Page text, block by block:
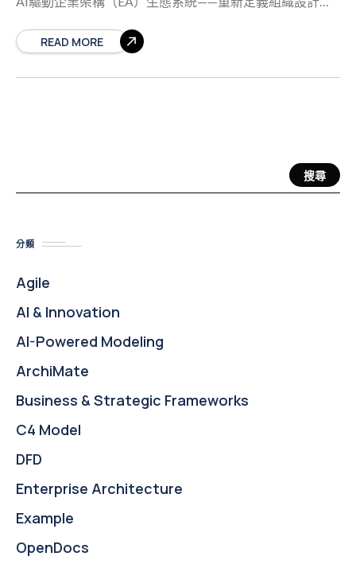
從建模轉向引導式架構，VP已成為團隊在追求TOGAF對
齊企業計畫時，尋求結構、合規性與速度的首選平台。 本
文探討VP對TOGAF與ArchiMate 3.2的強大支援，強調實
Paradigm 18.0中，TOGAF ADM 引導式將整個架構生命週
期轉化為引導式、互動式工作流程——使TOGAF即使對初
均以可點擊的逐步旅程呈現。活動明確定義，並附有說
——你正在執行ADM。 自動化交付物生成: 當您完成任務
時——例如定義 業務目標 在階段A中，或識別 應用組件 在
次，即可生成專業級輸出： 架構定義文件（ADD） 遷移
路線圖 能力路線圖 可匯出為 Word、PDF 或 HTML——非
READ MORE
搜尋
分類
Agile
AI & Innovation
AI-Powered Modeling
ArchiMate
Business & Strategic Frameworks
C4 Model
DFD
Enterprise Architecture
Example
OpenDocs